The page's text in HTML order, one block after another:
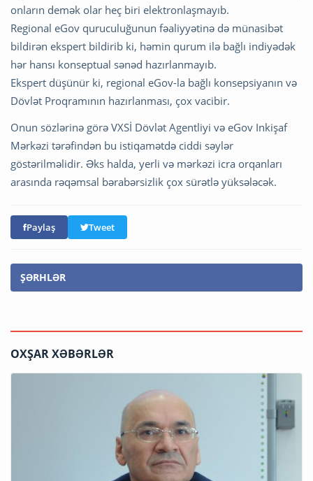
onların demək olar heç biri elektronlaşmayıb.
Regional eGov quruculuğunun fəaliyyətinə də münasibət
bildirən ekspert bildirib ki, həmin qurum ilə bağlı indiyədək
hər hansı konseptual sənəd hazırlanmayıb.
Ekspert düşünür ki, regional eGov-la bağlı konsepsiyanın və
Dövlət Proqramının hazırlanması, çox vacibir.
Onun sözlərinə görə VXSİ Dövlət Agentliyi və eGov Inkişaf
Mərkəzi tərəfindən bu istiqamətdə ciddi səylər
göstərilməlidir. Əks halda, yerli və mərkəzi icra orqanları
arasında rəqəmsal bərabərsizlik çox sürətlə yüksələcək.
Paylaş Tweet
ŞƏRHLƏR
OXŞAR XƏBƏRLƏR